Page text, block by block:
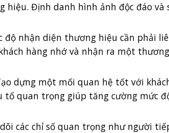
hiệu. Định danh hình ảnh độc đáo
độ nhận diện thương hiệu cần phải
hàng nhớ và nhận ra một
dựng một mối quan hệ tốt với
tố quan trọng giúp tăng cường mức
các chỉ số quan trọng như người